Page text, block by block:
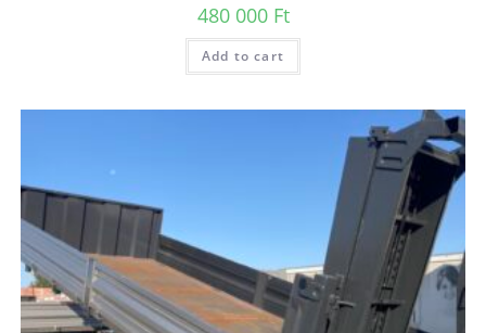
480 000 Ft
Add to cart